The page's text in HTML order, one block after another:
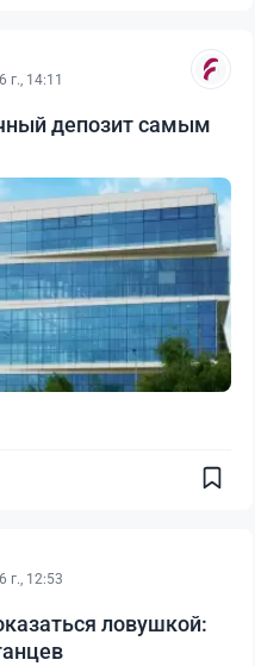
г., 14:11
депозит самым
г., 12:53
ловушкой: